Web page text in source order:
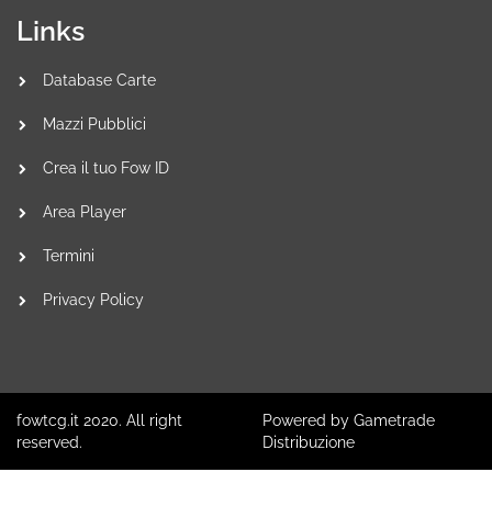
Links
Database Carte
Mazzi Pubblici
Crea il tuo Fow ID
Area Player
Termini
Privacy Policy
fowtcg.it 2020. All right
reserved.
Powered by Gametrade
Distribuzione